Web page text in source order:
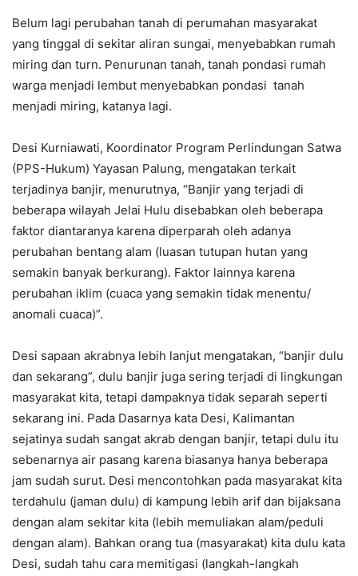
Belum lagi perubahan tanah di perumahan masyarakat
yang tinggal di sekitar aliran sungai, menyebabkan rumah
miring dan turn. Penurunan tanah, tanah pondasi rumah
warga menjadi lembut menyebabkan pondasi tanah
menjadi miring, katanya lagi.
Desi Kurniawati, Koordinator Program Perlindungan Satwa
(PPS-Hukum) Yayasan Palung, mengatakan terkait
terjadinya banjir, menurutnya, “Banjir yang terjadi di
beberapa wilayah Jelai Hulu disebabkan oleh beberapa
faktor diantaranya karena diperparah oleh adanya
perubahan bentang alam (luasan tutupan hutan yang
semakin banyak berkurang). Faktor lainnya karena
perubahan iklim (cuaca yang semakin tidak menentu/
anomali cuaca)”.
Desi sapaan akrabnya lebih lanjut mengatakan, “banjir dulu
dan sekarang”, dulu banjir juga sering terjadi di lingkungan
masyarakat kita, tetapi dampaknya tidak separah seperti
sekarang ini. Pada Dasarnya kata Desi, Kalimantan
sejatinya sudah sangat akrab dengan banjir, tetapi dulu itu
sebenarnya air pasang karena biasanya hanya beberapa
jam sudah surut. Desi mencontohkan pada masyarakat kita
terdahulu (jaman dulu) di kampung lebih arif dan bijaksana
dengan alam sekitar kita (lebih memuliakan alam/peduli
dengan alam). Bahkan orang tua (masyarakat) kita dulu kata
Desi, sudah tahu cara memitigasi (langkah-langkah